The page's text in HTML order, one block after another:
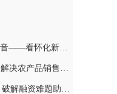
现代农业|“湘品出湘”再奏强音——看怀化新晃黄精曼谷签单背后的“强链密码”
“新晃三宝”供销臻选店开业 解决农产品销售难题
新晃：40余家企业集中培训 破解融资难题助力发展